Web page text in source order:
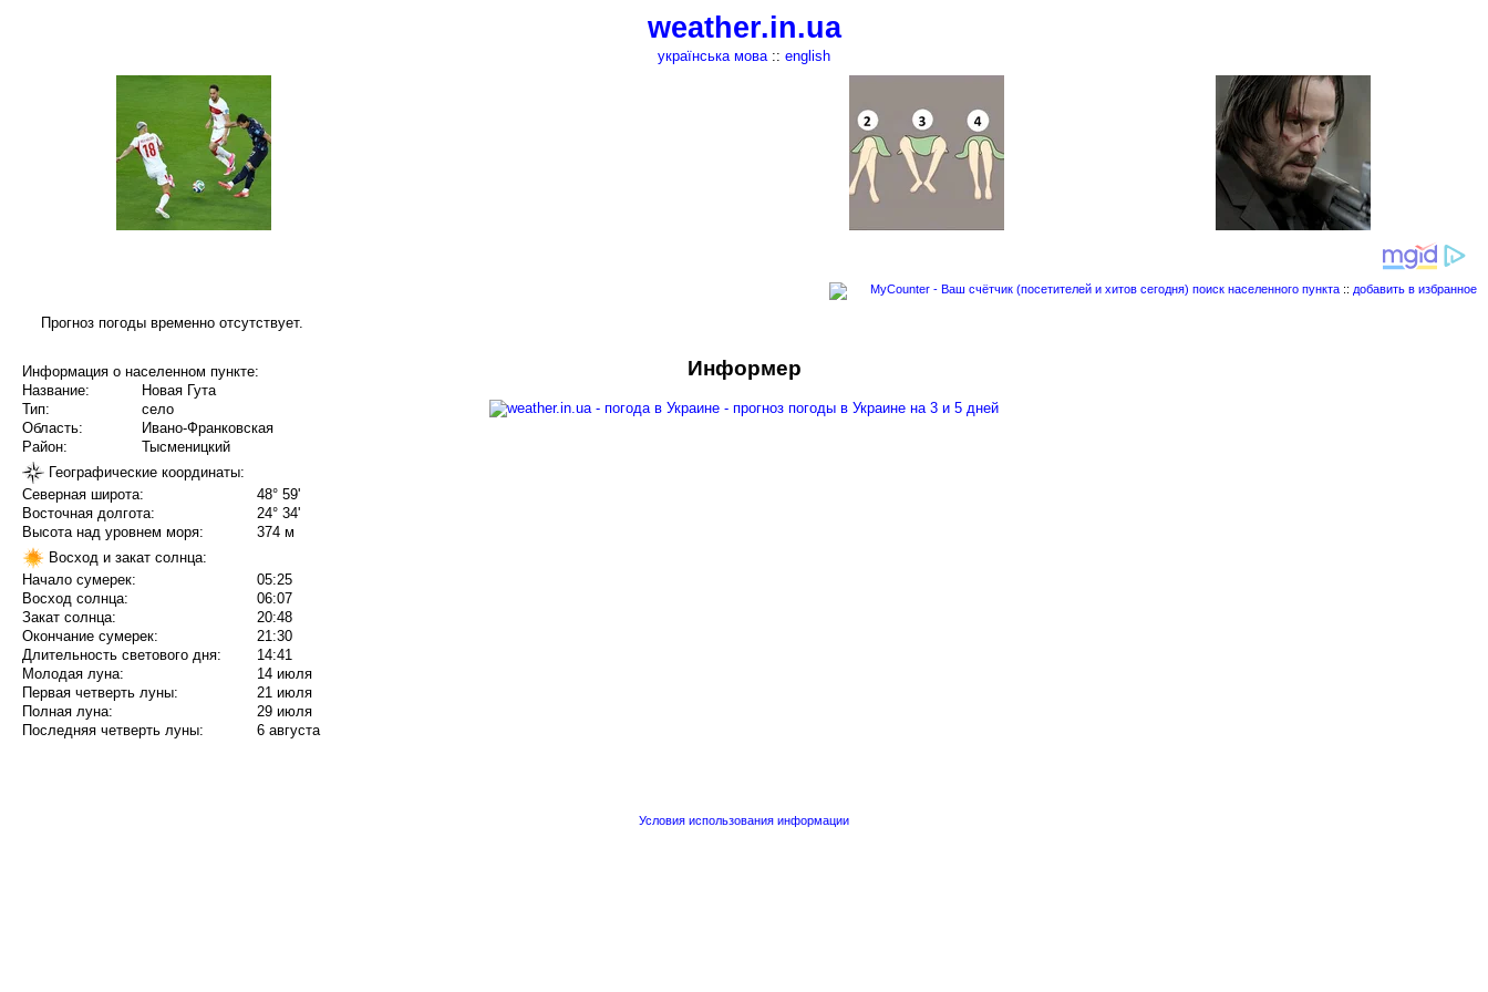
weather.in.ua
українська мова:: english
поиск населенного пункта :: добавить в избранное
Прогноз погоды временно отсутствует.
Информация о населенном пункте:
Название:
Новая Гута
Тип:
село
Область:
Ивано-Франковская
Район:
Тысменицкий
Географические координаты:
Северная широта:
48° 59'
Восточная долгота:
24° 34'
Высота над уровнем моря:
374 м
Восход и закат солнца:
Начало сумерек:
05:25
Восход солнца:
06:07
Закат солнца:
20:48
Окончание сумерек:
21:30
Длительность светового дня:
14:41
Молодая луна:
14 июля
Первая четверть луны:
21 июля
Полная луна:
29 июля
Последняя четверть луны:
6 августа
Информер
Условия использования информации